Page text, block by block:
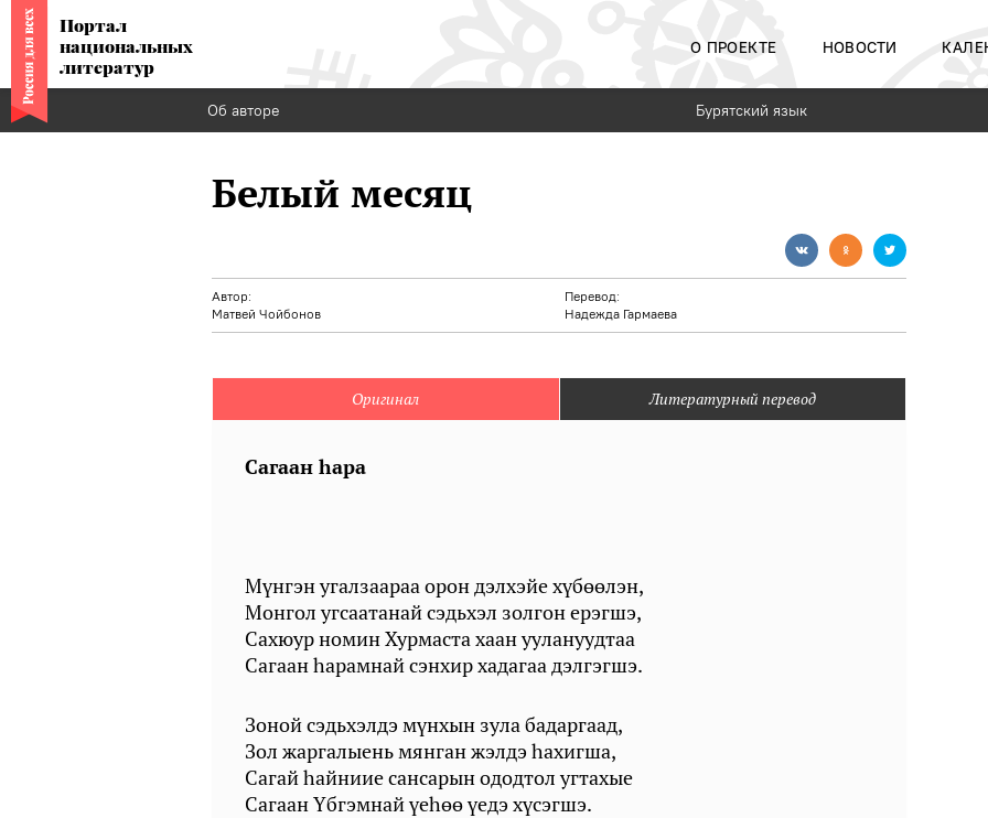
Портал
национальных
литератур
О ПРОЕКТЕ НОВОСТИ
Об авторе Бурятский язык
Белый месяц
Автор:
Матвей Чойбонов
Перевод:
Надежда Гармаева
Оригинал Литературный перевод
Сагаан һара
Мүнгэн угалзаараа орон дэлхэйе хүбөөлэн,
Монгол угсаатанай сэдьхэл золгон ерэгшэ,
Сахюур номин Хурмаста хаан уулануудтаа
Сагаан һарамнай сэнхир хадагаа дэлгэгшэ.
Зоной сэдьхэлдэ мүнхын зула бадаргаад,
Зол жаргалыень мянган жэлдэ һахигша,
Сагай һайниие сансарын ододтол угтахые
Сагаан Үбгэмнай үеһөө үедэ хүсэгшэ.